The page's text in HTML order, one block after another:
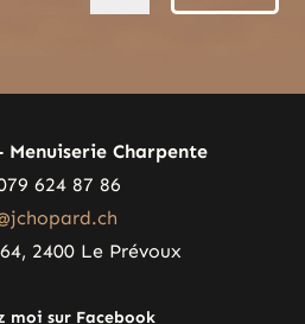
Menuiserie Charpente
624 87 86
2400 Le Prévoux
moi sur Facebook